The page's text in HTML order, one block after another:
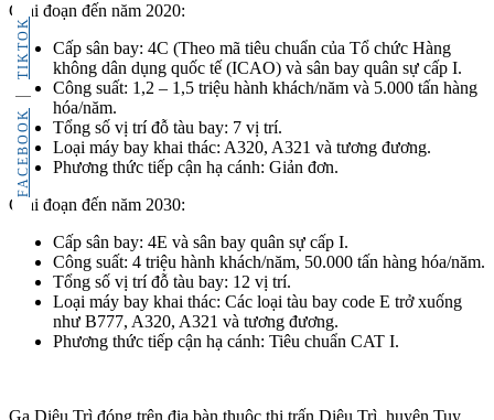
FACEBOOK
TIKTOK
Giai đoạn đến năm 2020:
Cấp sân bay: 4C (Theo mã tiêu chuẩn của Tổ chức Hàng
không dân dụng quốc tế (ICAO) và sân bay quân sự cấp I.
Công suất: 1,2 – 1,5 triệu hành khách/năm và 5.000 tấn hàng
hóa/năm.
Tổng số vị trí đỗ tàu bay: 7 vị trí.
Loại máy bay khai thác: A320, A321 và tương đương.
Phương thức tiếp cận hạ cánh: Giản đơn.
Giai đoạn đến năm 2030:
Cấp sân bay: 4E và sân bay quân sự cấp I.
Công suất: 4 triệu hành khách/năm, 50.000 tấn hàng hóa/năm.
Tổng số vị trí đỗ tàu bay: 12 vị trí.
Loại máy bay khai thác: Các loại tàu bay code E trở xuống
như B777, A320, A321 và tương đương.
Phương thức tiếp cận hạ cánh: Tiêu chuẩn CAT I.